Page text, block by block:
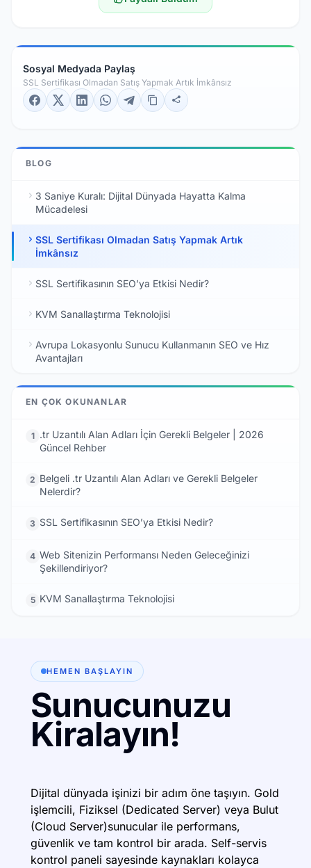
Sosyal Medyada Paylaş
SSL Sertifikası Olmadan Satış Yapmak Artık İmkânsız
BLOG
3 Saniye Kuralı: Dijital Dünyada Hayatta Kalma
Mücadelesi
SSL Sertifikası Olmadan Satış Yapmak Artık
İmkânsız
SSL Sertifikasının SEO’ya Etkisi Nedir?
KVM Sanallaştırma Teknolojisi
Avrupa Lokasyonlu Sunucu Kullanmanın SEO ve Hız
Avantajları
EN ÇOK OKUNANLAR
1 .tr Uzantılı Alan Adları İçin Gerekli Belgeler | 2026
Güncel Rehber
2 Belgeli .tr Uzantılı Alan Adları ve Gerekli Belgeler
Nelerdir?
3 SSL Sertifikasının SEO’ya Etkisi Nedir?
4 Web Sitenizin Performansı Neden Geleceğinizi
Şekillendiriyor?
5 KVM Sanallaştırma Teknolojisi
HEMEN BAŞLAYIN
Sunucunuzu
Kiralayın!
Dijital dünyada işinizi bir adım öne taşıyın. Gold
işlemcili, Fiziksel (Dedicated Server) veya Bulut
(Cloud Server)sunucular ile performans,
güvenlik ve tam kontrol bir arada. Self-servis
kontrol paneli sayesinde kaynakları kolayca